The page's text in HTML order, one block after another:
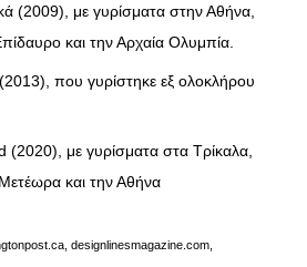
(2009), με γυρίσματα στην Αθήνα,
και την Αρχαία Ολυμπία.
που γυρίστηκε εξ ολοκλήρου
με γυρίσματα στα Τρίκαλα,
και την Αθήνα
designlinesmagazine.com,